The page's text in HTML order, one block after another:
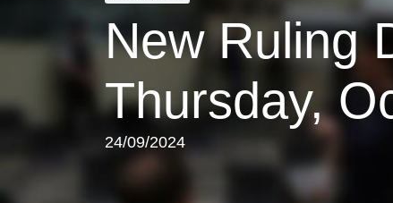
New Ruling
Thursday,
24/09/2024